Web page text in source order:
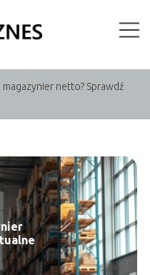
magazynier netto? Sprawdź